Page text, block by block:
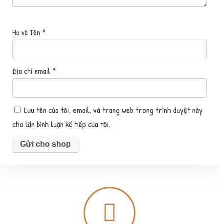
Họ và Tên *
Địa chỉ email *
Lưu tên của tôi, email, và trang web trong trình duyệt này
cho lần bình luận kế tiếp của tôi.